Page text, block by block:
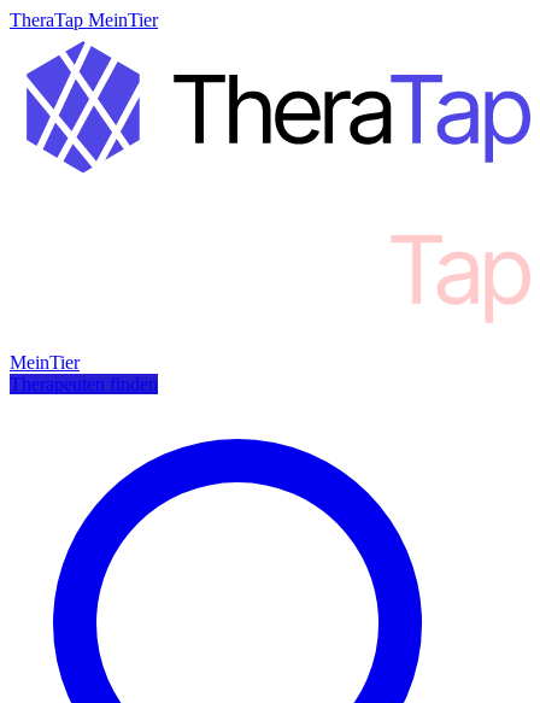
TheraTap MeinTier
MeinTier
Therapeuten finden